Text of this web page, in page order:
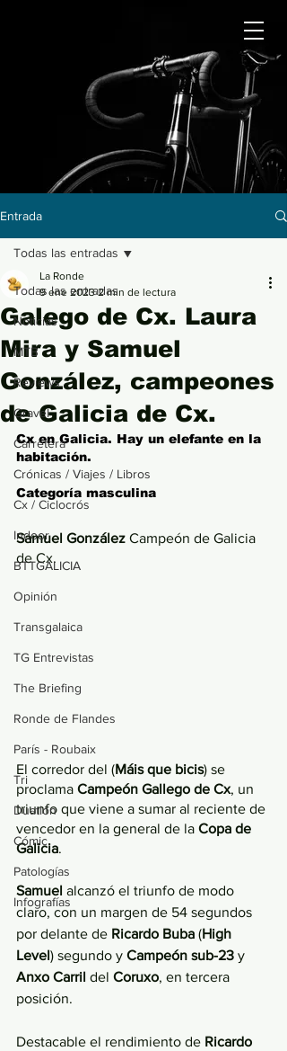
Entrada
Todas las entradas
Noticias
MTB
Reviews
Gravel
Carretera
Crónicas / Viajes / Libros
Cx / Ciclocrós
Indoor
BTTGALICIA
Opinión
Transgalaica
TG Entrevistas
The Briefing
Ronde de Flandes
París - Roubaix
Tri
Duatlón
Cómic
Patologías
Infografías
Todas las entradas
Galego de Cx. Laura
Mira y Samuel
González, campeones
de Galicia de Cx.
La Ronde
9 ene 2023 2 min de lectura
Cx en Galicia. Hay un elefante en la
habitación.
Categoría masculina
Samuel González Campeón de Galicia
de Cx.
El corredor del (Máis que bicis) se
proclama Campeón Gallego de Cx, un
triunfo que viene a sumar al reciente de
vencedor en la general de la Copa de
Galicia.
Samuel alcanzó el triunfo de modo
claro, con un margen de 54 segundos
por delante de Ricardo Buba (High
Level) segundo y Campeón sub-23 y
Anxo Carril del Coruxo, en tercera
posición.
Destacable el rendimiento de Ricardo